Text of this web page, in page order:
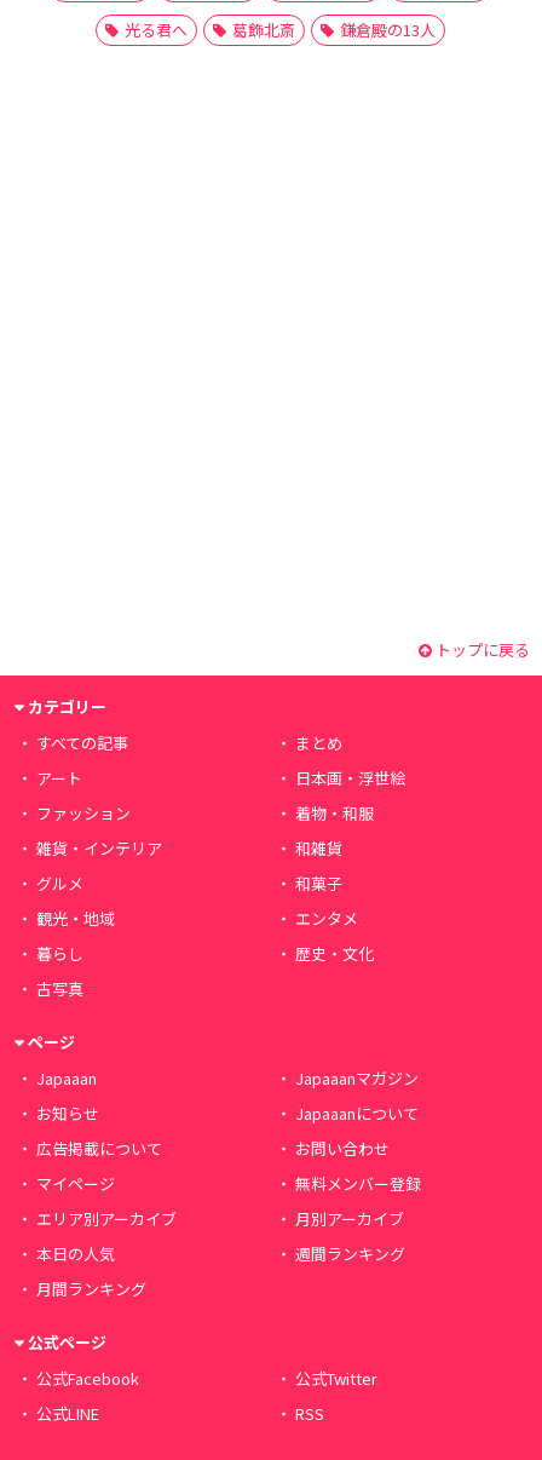
光る君へ
葛飾北斎 鎌倉殿の13人
トップに戻る
カテゴリー
すべての記事
まとめ
アート
日本画・浮世絵
ファッション
着物・和服
雑貨・インテリア
和雑貨
グルメ
和菓子
観光・地域
エンタメ
暮らし
歴史・文化
古写真
ページ
Japaaan
Japaaanマガジン
お知らせ
Japaaanについて
広告掲載について
お問い合わせ
マイページ
無料メンバー登録
エリア別アーカイブ
月別アーカイブ
本日の人気
週間ランキング
月間ランキング
公式ページ
公式Facebook
公式Twitter
公式LINE
RSS